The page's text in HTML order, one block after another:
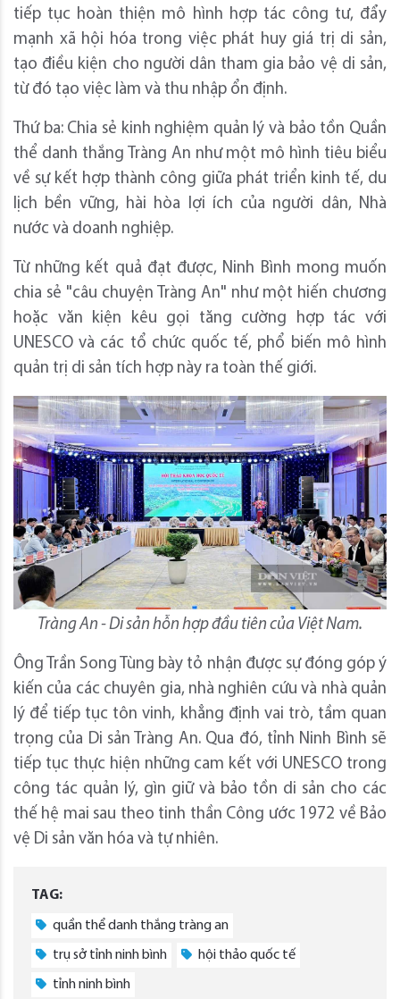
tiếp tục hoàn thiện mô hình hợp tác công tư, đẩy
mạnh xã hội hóa trong việc phát huy giá trị di sản,
tạo điều kiện cho người dân tham gia bảo vệ di sản,
từ đó tạo việc làm và thu nhập ổn định.
Thứ ba: Chia sẻ kinh nghiệm quản lý và bảo tồn Quần
thể danh thắng Tràng An như một mô hình tiêu biểu
về sự kết hợp thành công giữa phát triển kinh tế, du
lịch bền vững, hài hòa lợi ích của người dân, Nhà
nước và doanh nghiệp.
Từ những kết quả đạt được, Ninh Bình mong muốn
chia sẻ "câu chuyện Tràng An" như một hiến chương
hoặc văn kiện kêu gọi tăng cường hợp tác với
UNESCO và các tổ chức quốc tế, phổ biến mô hình
quản trị di sản tích hợp này ra toàn thế giới.
Tràng An - Di sản hỗn hợp đầu tiên của Việt Nam.
Ông Trần Song Tùng bày tỏ nhận được sự đóng góp ý
kiến của các chuyên gia, nhà nghiên cứu và nhà quản
lý để tiếp tục tôn vinh, khẳng định vai trò, tầm quan
trọng của Di sản Tràng An. Qua đó, tỉnh Ninh Bình sẽ
tiếp tục thực hiện những cam kết với UNESCO trong
công tác quản lý, gìn giữ và bảo tồn di sản cho các
thế hệ mai sau theo tinh thần Công ước 1972 về Bảo
vệ Di sản văn hóa và tự nhiên.
TAG:
quần thể danh thắng tràng an
trụ sở tỉnh ninh bình hội thảo quốc tế
tỉnh ninh bình